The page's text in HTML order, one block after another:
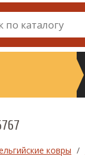
ковры /